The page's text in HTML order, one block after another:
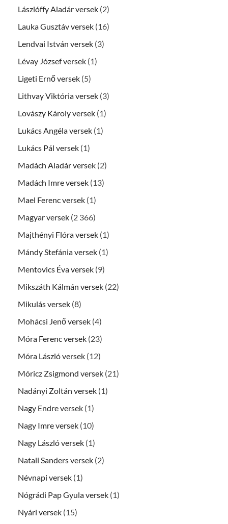
Lászlóffy Aladár versek (2)
Lauka Gusztáv versek (16)
Lendvai István versek (3)
Lévay József versek (1)
Ligeti Ernő versek (5)
Lithvay Viktória versek (3)
Lovászy Károly versek (1)
Lukács Angéla versek (1)
Lukács Pál versek (1)
Madách Aladár versek (2)
Madách Imre versek (13)
Mael Ferenc versek (1)
Magyar versek (2 366)
Majthényi Flóra versek (1)
Mándy Stefánia versek (1)
Mentovics Éva versek (9)
Mikszáth Kálmán versek (22)
Mikulás versek (8)
Mohácsi Jenő versek (4)
Móra Ferenc versek (23)
Móra László versek (12)
Móricz Zsigmond versek (21)
Nadányi Zoltán versek (1)
Nagy Endre versek (1)
Nagy Imre versek (10)
Nagy László versek (1)
Natali Sanders versek (2)
Névnapi versek (1)
Nógrádi Pap Gyula versek (1)
Nyári versek (15)